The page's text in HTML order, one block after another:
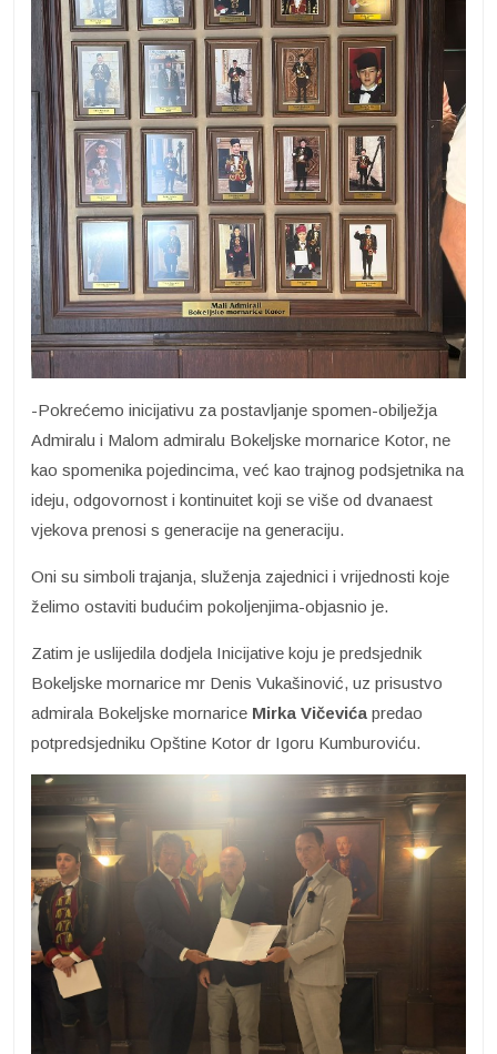
-Pokrećemo inicijativu za postavljanje spomen-obilježja
Admiralu i Malom admiralu Bokeljske mornarice Kotor, ne
kao spomenika pojedincima, već kao trajnog podsjetnika na
ideju, odgovornost i kontinuitet koji se više od dvanaest
vjekova prenosi s generacije na generaciju.
Oni su simboli trajanja, služenja zajednici i vrijednosti koje
želimo ostaviti budućim pokoljenjima-objasnio je.
Zatim je uslijedila dodjela Inicijative koju je predsjednik
Bokeljske mornarice mr Denis Vukašinović, uz prisustvo
admirala Bokeljske mornarice Mirka Vičevića predao
potpredsjedniku Opštine Kotor dr Igoru Kumburoviću.